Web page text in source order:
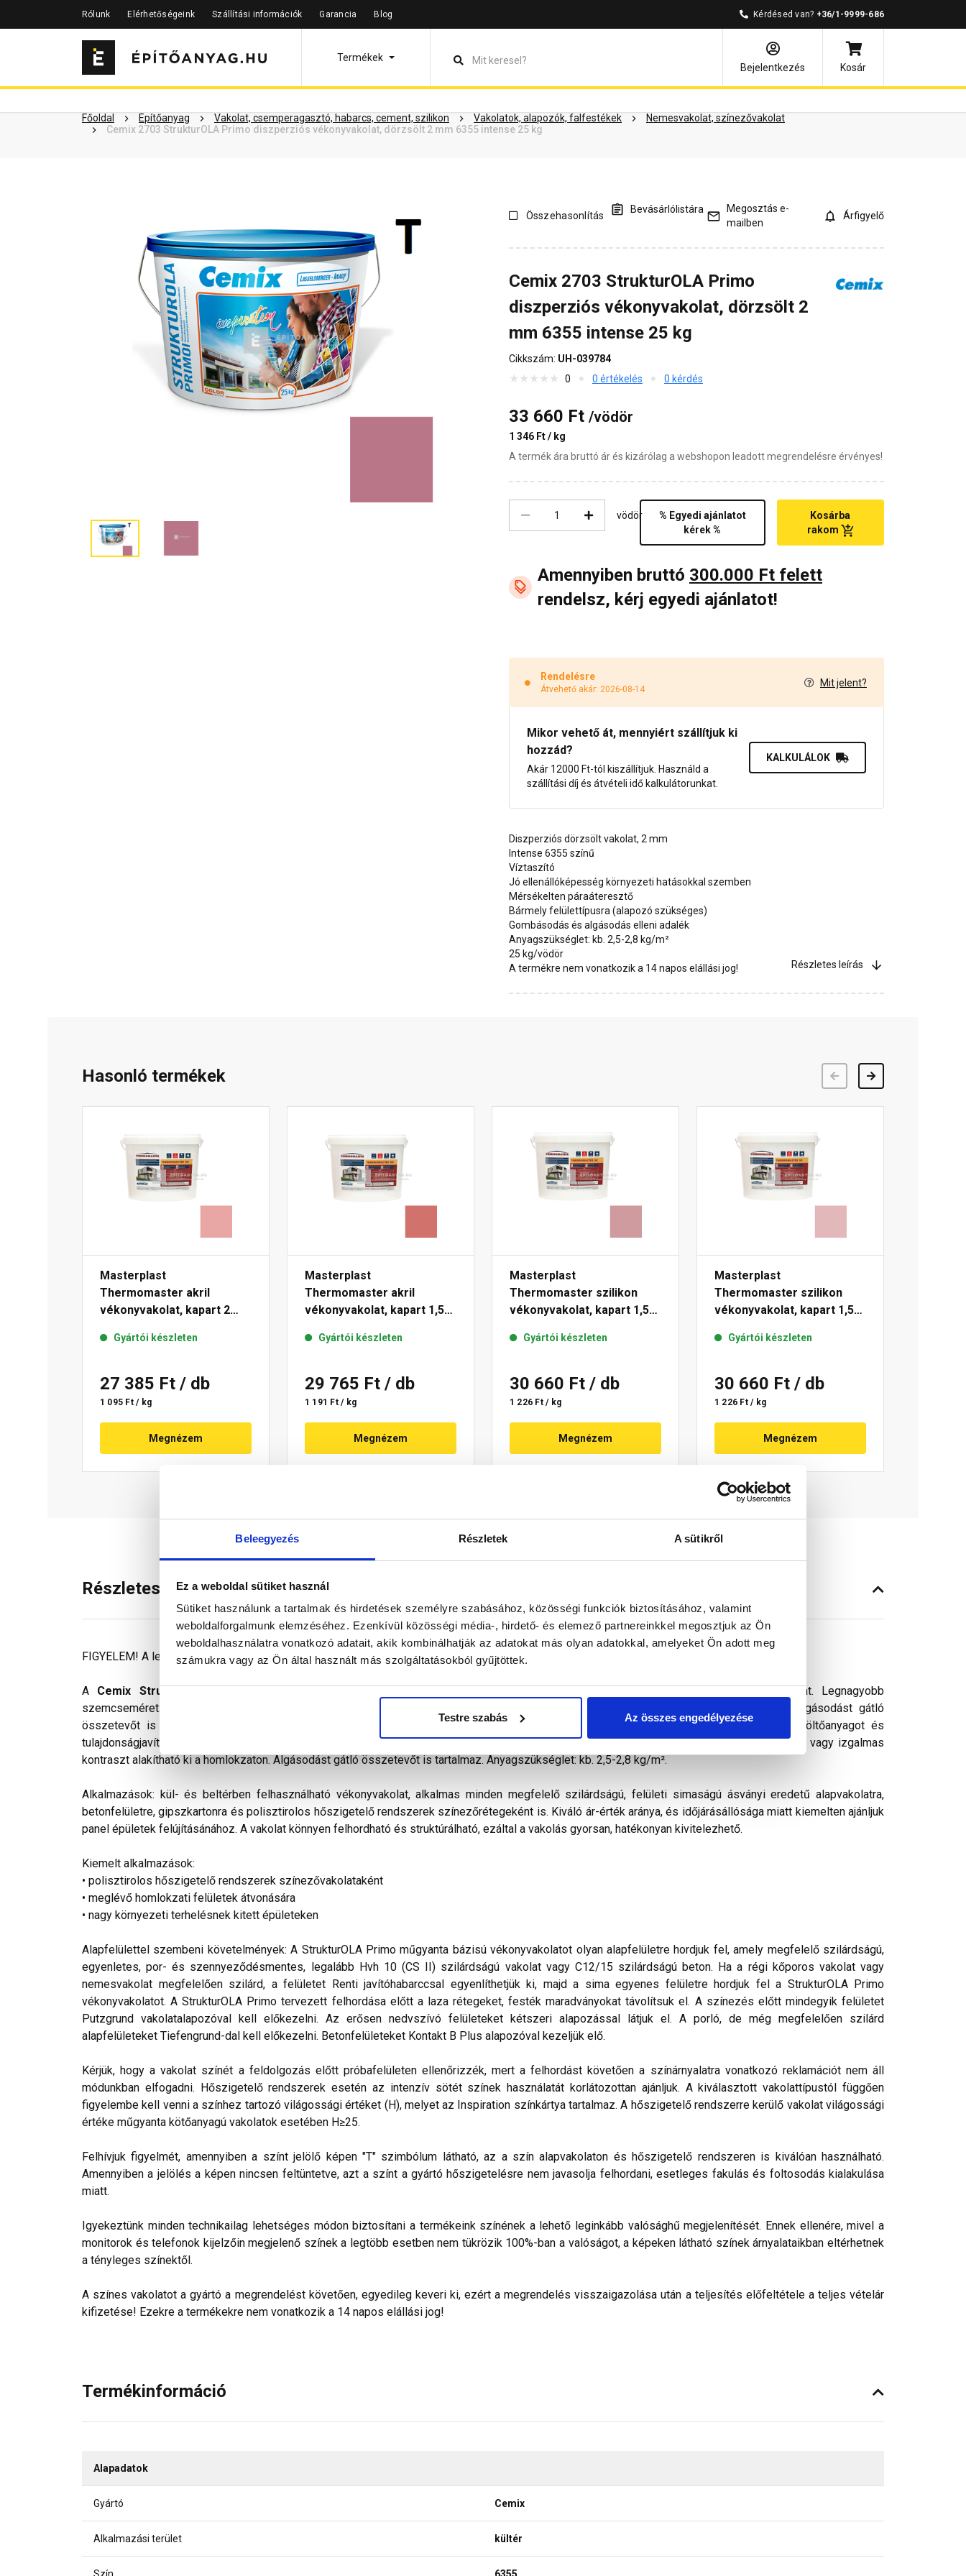
Beleegyezés Részletek A sütikről
Ez a weboldal sütiket használ
Sütiket használunk a tartalmak és hirdetések személyre szabásához, közösségi funkciók biztosításához, valamint
weboldalforgalmunk elemzéséhez. Ezenkívül közösségi média-, hirdető- és elemező partnereinkkel megosztjuk az Ön
weboldalhasználatra vonatkozó adatait, akik kombinálhatják az adatokat más olyan adatokkal, amelyeket Ön adott meg
számukra vagy az Ön által használt más szolgáltatásokból gyűjtöttek.
Testre szabás Az összes engedélyezése
Rólunk Elérhetőségeink Szállítási információk Garancia Blog Kérdésed van? +36/1-9999-686
Termékek
Bejelentkezés
Kosár
Főoldal Építőanyag Vakolat, csemperagasztó, habarcs, cement, szilikon Vakolatok, alapozók, falfestékek
Nemesvakolat, színezővakolat
Cemix 2703 StrukturOLA Primo diszperziós vékonyvakolat, dörzsölt 2 mm 6355 intense 25 kg
Szükséged lehet rá Részletes leírás Termékinformáció Dokumentumok Vásárlói vélemények Kérdések és válaszok
Összehasonlítás
Bevásárlólistára
Megosztás e-
mailben
Árfigyelő
Cemix 2703 StrukturOLA Primo
diszperziós vékonyvakolat, dörzsölt 2
mm 6355 intense 25 kg
Cikkszám: UH-039784
0
0 értékelés 0 kérdés
33 660 Ft /vödör
1 346 Ft / kg
A termék ára bruttó ár és kizárólag a webshopon leadott megrendelésre érvényes!
vödör
% Egyedi ajánlatot
kérek %
Kosárba
rakom
Amennyiben bruttó 300.000 Ft felett
rendelsz, kérj egyedi ajánlatot!
Rendelésre
Átvehető akár: 2026-08-14
Mit jelent?
Mikor vehető át, mennyiért szállítjuk ki
hozzád?
Akár 12000 Ft-tól kiszállítjuk. Használd a
szállítási díj és átvételi idő kalkulátorunkat.
KALKULÁLOK
Diszperziós dörzsölt vakolat, 2 mm
Intense 6355 színű
Víztaszító
Jó ellenállóképesség környezeti hatásokkal szemben
Mérsékelten páraáteresztő
Bármely felülettípusra (alapozó szükséges)
Gombásodás és algásodás elleni adalék
Anyagszükséglet: kb. 2,5-2,8 kg/m²
25 kg/vödör
A termékre nem vonatkozik a 14 napos elállási jog!
Részletes leírás
Hasonló termékek
Masterplast
Thermomaster akril
vékonyvakolat, kapart 2
Gyártói készleten
27 385 Ft / db
1 095 Ft / kg
Megnézem
Masterplast
Thermomaster akril
vékonyvakolat, kapart 1,5
Gyártói készleten
29 765 Ft / db
1 191 Ft / kg
Megnézem
Masterplast
Thermomaster szilikon
vékonyvakolat, kapart 1,5
Gyártói készleten
30 660 Ft / db
1 226 Ft / kg
Megnézem
Masterplast
Thermomaster szilikon
vékonyvakolat, kapart 1,5
Gyártói készleten
30 660 Ft / db
1 226 Ft / kg
Megnézem
Részletes leírás
FIGYELEM! A leírás végén fontos információkat talál a termékkel kapcsolatban. Kérjük, figyelmesen olvassa el!
A Cemix StrukturOLA Primo
gyárilag előkevert, dörzsölt hatású diszperziós bázisú, ﬁnomszemcsés vékonyvakolat. vékonyvakolat. Legnagyobb
szemcseméret: 2 mm. Viszonylag könnyen kivitelezhető és az ára miatt is a polisztirolos hőszigetelések kedvelt színezővakolata. Algásodást gátló
összetevőt is tartalmaz. Az anyag gyakorlatilag nem páraáteresztő. Vizes diszperziós kötőanyagot, időjárásálló pigmenteket, ásványi töltőanyagot és
tulajdonságjavító adalékokat tartalmaz. Színválasztékában pasztell és intenzív színek egyaránt megtalálhatók, ezáltal kellemes színharmónia vagy izgalmas
kontraszt alakítható ki a homlokzaton. Algásodást gátló összetevőt is tartalmaz. Anyagszükséglet: kb. 2,5-2,8 kg/m².
Alkalmazások: kül- és beltérben felhasználható vékonyvakolat, alkalmas minden megfelelő szilárdságú, felületi simaságú ásványi eredetű alapvakolatra,
betonfelületre, gipszkartonra és polisztirolos hőszigetelő rendszerek színezőrétegeként is. Kiváló ár-érték aránya, és időjárásállósága miatt kiemelten ajánljuk
panel épületek felújításánához. A vakolat könnyen felhordható és struktúrálható, ezáltal a vakolás gyorsan, hatékonyan kivitelezhető.
Kiemelt alkalmazások:
• polisztirolos hőszigetelő rendszerek színezővakolataként
• meglévő homlokzati felületek átvonására
• nagy környezeti terhelésnek kitett épületeken
Alapfelülettel szembeni követelmények: A StrukturOLA Primo műgyanta bázisú vékonyvakolatot olyan alapfelületre hordjuk fel, amely megfelelő szilárdságú,
egyenletes, por- és szennyeződésmentes, legalább Hvh 10 (CS II) szilárdságú vakolat vagy C12/15 szilárdságú beton. Ha a régi kőporos vakolat vagy
nemesvakolat megfelelően szilárd, a felületet Renti javítóhabarccsal egyenlíthetjük ki, majd a sima egyenes felületre hordjuk fel a StrukturOLA Primo
vékonyvakolatot. A StrukturOLA Primo tervezett felhordása előtt a laza rétegeket, festék maradványokat távolítsuk el. A színezés előtt mindegyik felületet
Putzgrund vakolatalapozóval kell előkezelni. Az erősen nedvszívó felületeket kétszeri alapozással látjuk el. A porló, de még megfelelően szilárd
alapfelületeket Tiefengrund-dal kell előkezelni. Betonfelületeket Kontakt B Plus alapozóval kezeljük elő.
Kérjük, hogy a vakolat színét a feldolgozás előtt próbafelületen ellenőrizzék, mert a felhordást követően a színárnyalatra vonatkozó reklamációt nem áll
módunkban elfogadni. Hőszigetelő rendszerek esetén az intenzív sötét színek használatát korlátozottan ajánljuk. A kiválasztott vakolattípustól függően
figyelembe kell venni a színhez tartozó világossági értéket (H), melyet az Inspiration színkártya tartalmaz. A hőszigetelő rendszerre kerülő vakolat világossági
értéke műgyanta kötőanyagú vakolatok esetében H≥25.
Felhívjuk figyelmét, amennyiben a színt jelölő képen "T" szimbólum látható, az a szín alapvakolaton és hőszigetelő rendszeren is kiválóan használható.
Amennyiben a jelölés a képen nincsen feltüntetve, azt a színt a gyártó hőszigetelésre nem javasolja felhordani, esetleges fakulás és foltosodás kialakulása
miatt.
Igyekeztünk minden technikailag lehetséges módon biztosítani a termékeink színének a lehető leginkább valósághű megjelenítését. Ennek ellenére, mivel a
monitorok és telefonok kijelzőin megjelenő színek a legtöbb esetben nem tükrözik 100%-ban a valóságot, a képeken látható színek árnyalataikban eltérhetnek
a tényleges színektől.
A színes vakolatot a gyártó a megrendelést követően, egyedileg keveri ki, ezért a megrendelés visszaigazolása után a teljesítés előfeltétele a teljes vételár
kifizetése! Ezekre a termékekre nem vonatkozik a 14 napos elállási jog!
Termékinformáció
Alapadatok
Gyártó Cemix
Alkalmazási terület kültér